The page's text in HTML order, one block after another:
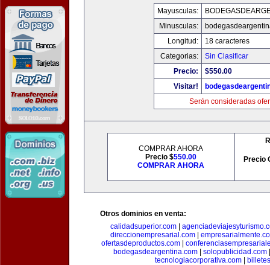
Mayusculas:
Minusculas:
Longitud:
18 caracteres
Categorias:
Sin Clasificar
Precio:
$550.00
Visitar!
Serán consideradas
COMPRAR AHORA
Precio $550.00
COMPRAR AHORA
Precio
Otros dominios en venta:
calidadsuperior.com|
direccionempresarial.com
ofertasdeproductos.com|
bodegasdeargentina.com| solopublicidad.com
tecnologiacorporativa.com